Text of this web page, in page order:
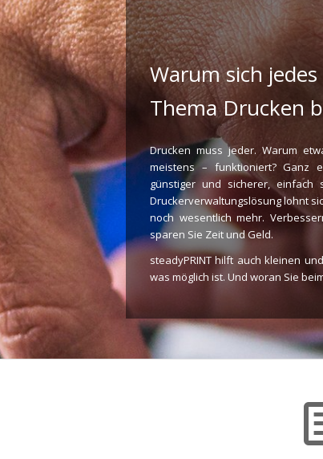
Warum sich
Thema Drucken
Drucken muss jeder. Warum
meistens – funktioniert? Ganz
günstiger und sicherer, einfach
Druckerverwaltungslösung lohnt
noch wesentlich mehr.
sparen Sie Zeit und Geld.
steadyPRINT hilft auch kleinen
was möglich ist. Und woran Sie